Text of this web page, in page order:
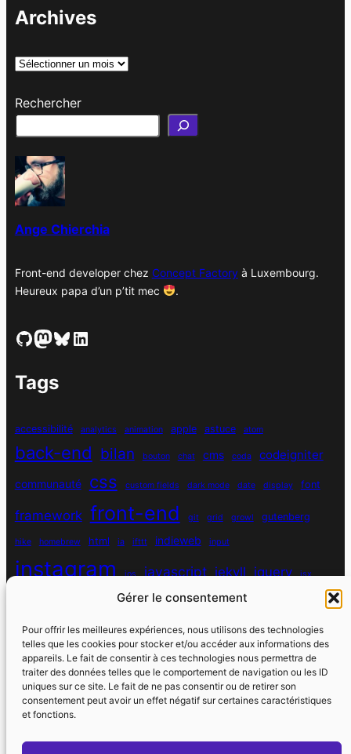
Gérer le consentement
Pour offrir les meilleures expériences, nous utilisons des technologies
telles que les cookies pour stocker et/ou accéder aux informations des
appareils. Le fait de consentir à ces technologies nous permettra de
traiter des données telles que le comportement de navigation ou les ID
uniques sur ce site. Le fait de ne pas consentir ou de retirer son
consentement peut avoir un effet négatif sur certaines caractéristiques
et fonctions.
Archives
A
c
e
s
Rechercher
Ange Chierchia
Front-end developer chez Concept Factoryà Luxembourg.
Heureux papa d’un p’tit mec
.
GitHub Mastodon Bluesky LinkedIn
Tags
accessibilité analytics animation apple astuce atom
back-end bilan bouton chat cms coda codeigniter
communauté css custom fields dark mode date display font
framework front-end git grid growl gutenberg
hike homebrew html ia ifttt indieweb input
instagram ios javascript jekyll jquery jsx
masonry media queries mysql navigation
personnel php pixel plugin print
programmation objet python quotes react regex responsive run
réseaux sociaux
sport spotify spécificité static site generator steve jobs